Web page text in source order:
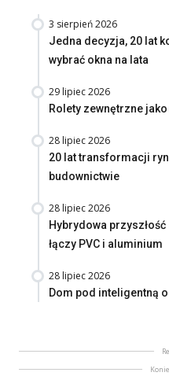
3 sierpień 2026
Jedna decyzja, 20 lat
wybrać okna na lata
29 lipiec 2026
Rolety zewnętrzne
28 lipiec 2026
20 lat transformacji
budownictwie
28 lipiec 2026
Hybrydowa
łączy PVC i aluminium
28 lipiec 2026
Dom pod inteligentną